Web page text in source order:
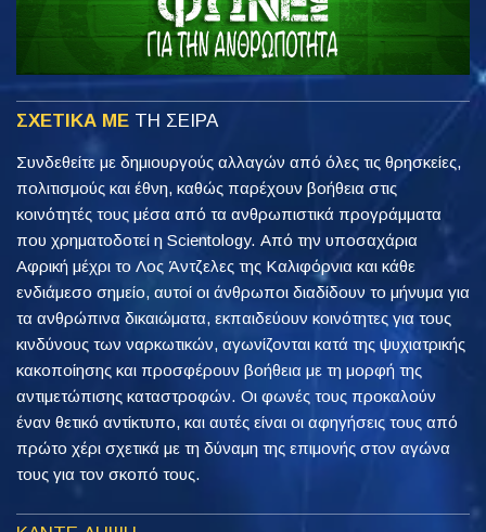
ΣΧΕΤΙΚΑ ΜΕ ΤΗ ΣΕΙΡΑ
Συνδεθείτε με δημιουργούς αλλαγών από όλες τις θρησκείες,
πολιτισμούς και έθνη, καθώς παρέχουν βοήθεια στις
κοινότητές τους μέσα από τα ανθρωπιστικά προγράμματα
που χρηματοδοτεί η Scientology. Από την υποσαχάρια
Αφρική μέχρι το Λος Άντζελες της Καλιφόρνια και κάθε
ενδιάμεσο σημείο, αυτοί οι άνθρωποι διαδίδουν το μήνυμα για
τα ανθρώπινα δικαιώματα, εκπαιδεύουν κοινότητες για τους
κινδύνους των ναρκωτικών, αγωνίζονται κατά της ψυχιατρικής
κακοποίησης και προσφέρουν βοήθεια με τη μορφή της
αντιμετώπισης καταστροφών. Οι φωνές τους προκαλούν
έναν θετικό αντίκτυπο, και αυτές είναι οι αφηγήσεις τους από
πρώτο χέρι σχετικά με τη δύναμη της επιμονής στον αγώνα
τους για τον σκοπό τους.